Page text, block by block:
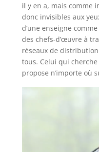
il y en a, mais comme
donc invisibles aux
d’une enseigne
des chefs-d’œuvre à
réseaux de
tous. Celui qui
propose n’importe où